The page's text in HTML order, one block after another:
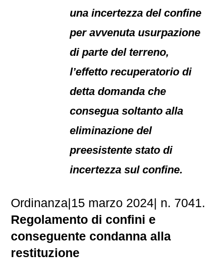
una incertezza del confine
per avvenuta usurpazione
di parte del terreno,
l’effetto recuperatorio di
detta domanda che
consegua soltanto alla
eliminazione del
preesistente stato di
incertezza sul confine.
Ordinanza|15 marzo 2024| n. 7041.
Regolamento di confini e
conseguente condanna alla
restituzione